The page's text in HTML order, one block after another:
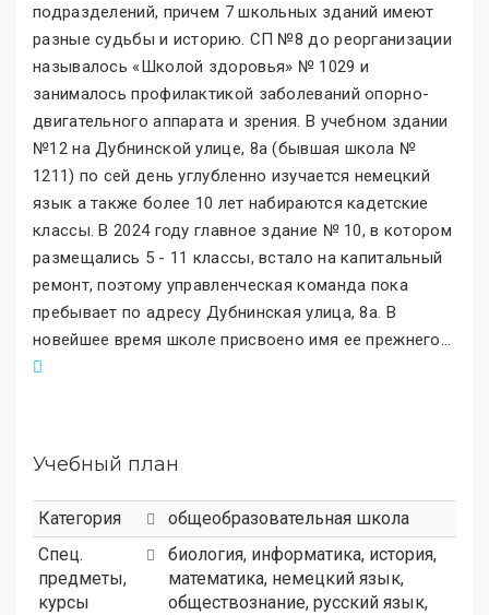
подразделений, причем 7 школьных зданий имеют
разные судьбы и историю. СП №8 до реорганизации
называлось «Школой здоровья» № 1029 и
занималось профилактикой заболеваний опорно-
двигательного аппарата и зрения. В учебном здании
№12 на Дубнинской улице, 8а (бывшая школа №
1211) по сей день углубленно изучается немецкий
язык а также более 10 лет набираются кадетские
классы. В 2024 году главное здание № 10, в котором
размещались 5 - 11 классы, встало на капитальный
ремонт, поэтому управленческая команда пока
пребывает по адресу Дубнинская улица, 8а. В
новейшее время школе присвоено имя ее прежнего...
Учебный план
Категория
общеобразовательная школа
Спец.
предметы,
курсы
биология, информатика, история,
математика, немецкий язык,
обществознание, русский язык,